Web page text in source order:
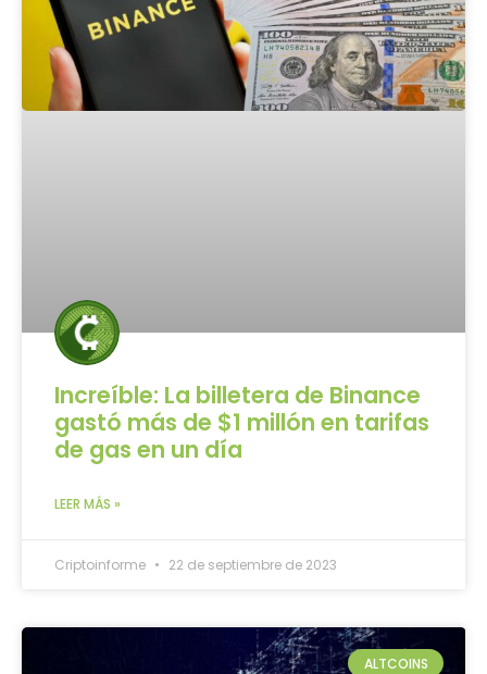
Increíble: La billetera de Binance
gastó más de $1 millón en tarifas
de gas en un día
LEER MÁS »
Criptoinforme 22 de septiembre de 2023
ALTCOINS